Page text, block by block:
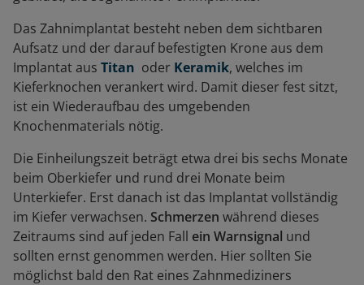
Das Zahnimplantat besteht neben dem sichtbaren
Aufsatz und der darauf befestigten Krone aus dem
Implantat aus Titan oder Keramik, welches im
Kieferknochen verankert wird. Damit dieser fest sitzt,
ist ein Wiederaufbau des umgebenden
Knochenmaterials nötig.
Die Einheilungszeit beträgt etwa drei bis sechs Monate
beim Oberkiefer und rund drei Monate beim
Unterkiefer. Erst danach ist das Implantat vollständig
im Kiefer verwachsen. Schmerzen während dieses
Zeitraums sind auf jeden Fall ein Warnsignal und
sollten ernst genommen werden. Hier sollten Sie
möglichst bald den Rat eines Zahnmediziners